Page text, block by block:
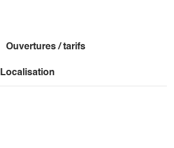
Ouvertures / tarifs
Localisation